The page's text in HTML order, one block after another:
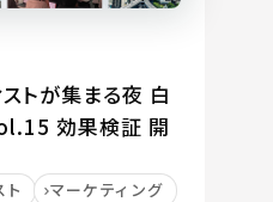
トが集まる夜 白
効果検証 開
マーケティング